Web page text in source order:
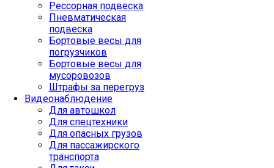
Рессорная подвеска
Пневматическая
подвеска
Бортовые весы для
погрузчиков
Бортовые весы для
мусоровозов
Штрафы за перегруз
Видеонаблюдение
Для автошкол
Для спецтехники
Для опасных грузов
Для пассажирского
транспорта